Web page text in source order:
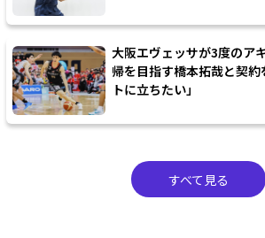
大阪エヴェッサが3度のア
帰を目指す橋本拓哉と契
トに立ちたい」
すべて見る